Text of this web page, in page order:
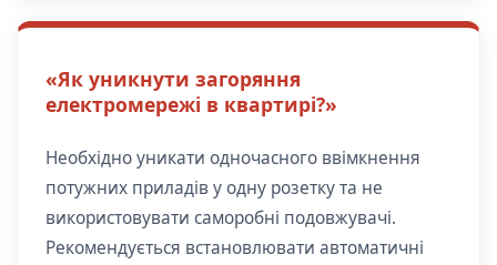
«Як уникнути загоряння
електромережі в квартирі?»
Необхідно уникати одночасного ввімкнення
потужних приладів у одну розетку та не
використовувати саморобні подовжувачі.
Рекомендується встановлювати автоматичні